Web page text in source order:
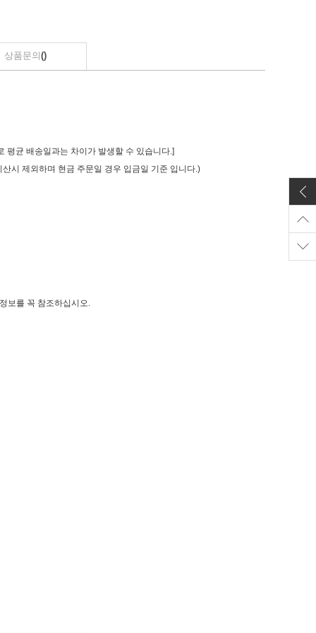
상품문의 ()
평균 배송일과는 차이가 발생할 수 있습니다.]
시 제외하며 현금 주문일 경우 입금일 기준 입니다.)
보를 꼭 참조하십시오.